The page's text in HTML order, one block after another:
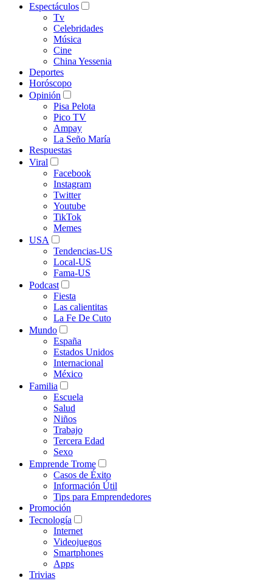
Espectáculos
Tv
Celebridades
Música
Cine
China Yessenia
Deportes
Horóscopo
Opinión
Pisa Pelota
Pico TV
Ampay
La Seño María
Respuestas
Viral
Facebook
Instagram
Twitter
Youtube
TikTok
Memes
USA
Tendencias-US
Local-US
Fama-US
Podcast
Fiesta
Las calientitas
La Fe De Cuto
Mundo
España
Estados Unidos
Internacional
México
Familia
Escuela
Salud
Niños
Trabajo
Tercera Edad
Sexo
Emprende Trome
Casos de Éxito
Información Útil
Tips para Emprendedores
Promoción
Tecnología
Internet
Videojuegos
Smartphones
Apps
Trivias